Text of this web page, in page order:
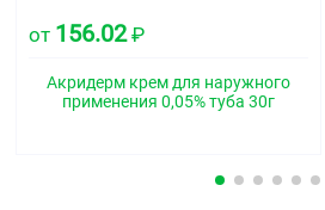
D07AC01
Фармакологические
Бетаметазон оказывает
медиаторов воспаления,
от 156.02₽
Акридерм крем для наружного
применения 0,05% туба 30г